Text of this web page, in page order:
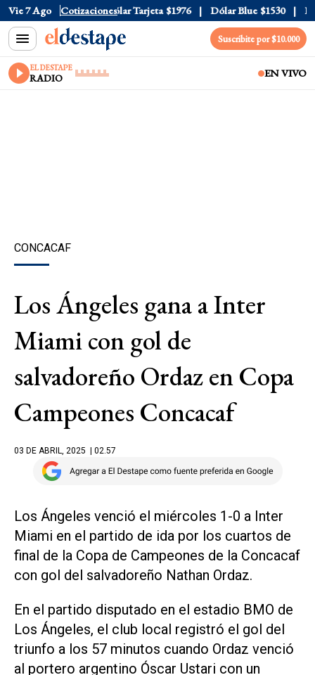
Vie 7 Ago Cotizaciones
Oficial $1520 Dólar Tarjeta $1976 Dólar Blue $1530
Suscribite por $10.000
EL DESTAPE
RADIO EN VIVO
CONCACAF
Los Ángeles gana a Inter
Miami con gol de
salvadoreño Ordaz en Copa
Campeones Concacaf
03 DE ABRIL, 2025 | 02.57
Los Ángeles venció el miércoles 1-0 a Inter
Miami en el partido de ida por los cuartos de
final de la Copa de Campeones de la Concacaf
con gol del salvadoreño Nathan Ordaz.
En el partido disputado en el estadio BMO de
Los Ángeles, el club local registró el gol del
triunfo a los 57 minutos cuando Ordaz venció
al portero argentino Óscar Ustari con un